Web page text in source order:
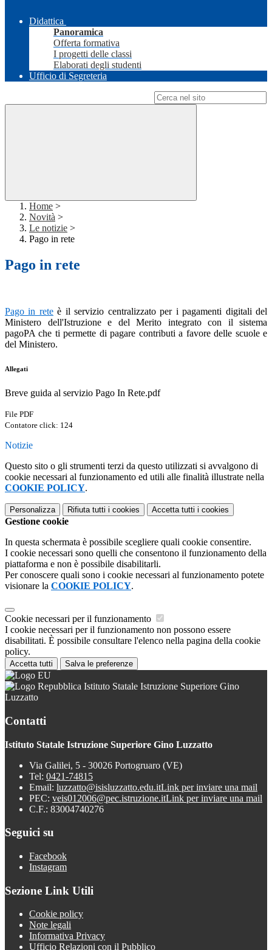
Didattica
Panoramica
Offerta formativa
I progetti delle classi
Elaborati degli studenti
Ufficio di Segreteria
Home >
Novità >
Le notizie >
Pago in rete
Pago in rete
Pago in reteè il servizio centralizzato per i pagamenti digitali del
Ministero dell'Istruzione e del Merito integrato con il sistema
pagoPA che ti permette di pagare contributi a favore delle scuole e
del Ministero.
Allegati
Breve guida al servizio Pago In Rete.pdf
File PDF
Contatore click: 124
Notizie
Questo sito o gli strumenti terzi da questo utilizzati si avvalgono di
cookie necessari al funzionamento ed utili alle finalità illustrate nella
COOKIE POLICY.
Personalizza Rifiuta tutti i cookies Accetta tutti i cookies
Gestione cookie
In questa schermata è possibile scegliere quali cookie consentire.
I cookie necessari sono quelli che consentono il funzionamento della
piattaforma e non è possibile disabilitarli.
Per conoscere quali sono i cookie necessari al funzionamento potete
visionare la COOKIE POLICY.
Cookie necessari per il funzionamento
I cookie necessari per il funzionamento non possono essere
disabilitati. È possibile consultare l'elenco nella pagina della cookie
policy.
Accetta tutti Salva le preferenze
Istituto Statale Istruzione Superiore Gino
Luzzatto
Contatti
Istituto Statale Istruzione Superiore Gino Luzzatto
Via Galilei, 5 - 30026 Portogruaro (VE)
Tel: 0421-74815
Email: luzzatto@isisluzzatto.edu.itLink per inviare una mail
PEC: veis012006@pec.istruzione.itLink per inviare una mail
C.F.: 83004740276
Seguici su
Facebook
Instagram
Sezione Link Utili
Cookie policy
Note legali
Informativa Privacy
Ufficio Relazioni con il Pubblico